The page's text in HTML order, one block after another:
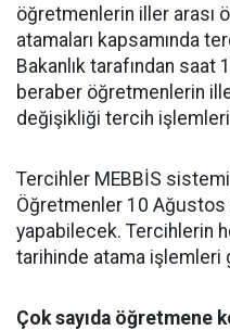
öğretmenlerin iller arası
atamaları kapsamında
Bakanlık tarafından saat
beraber öğretmenlerin
değişikliği tercih işlemleri
Tercihler MEBBİS
Öğretmenler 10
yapabilecek. Tercihlerin
tarihinde atama
Çok sayıda öğretmene